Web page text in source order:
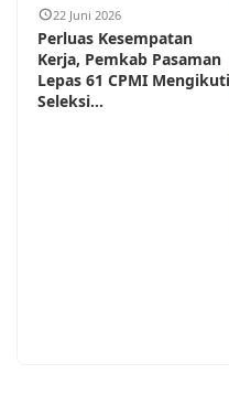
22 Juni 2026
Perluas Kesempatan
Kerja, Pemkab Pasaman
Lepas 61 CPMI Mengikuti
Seleksi...